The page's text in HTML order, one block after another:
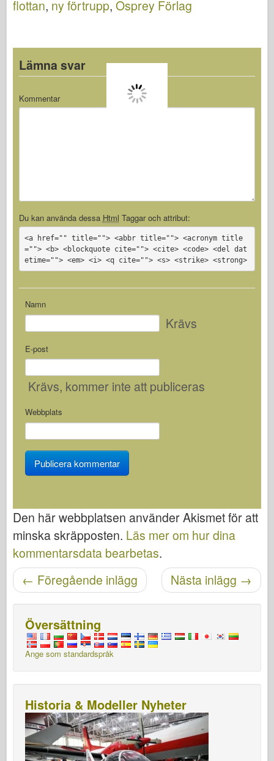
10
flottan, ny förtrupp, Osprey Förlag
Lämna svar
Kommentar
Du kan använda dessa Html Taggar och attribut:
<a href="" title=""> <abbr title=""> <acronym title
=""> <b> <blockquote cite=""> <cite> <code> <del dat
etime=""> <em> <i> <q cite=""> <s> <strike> <strong>
Namn
Krävs
E-post
Krävs, kommer inte att publiceras
Webbplats
Den här webbplatsen använder Akismet för att
minska skräpposten. Läs mer om hur dina
kommentarsdata bearbetas.
Posta navigering Nästa inlägg →
← Föregående inlägg
Översättning
Ange som standardspråk
Historia & Modeller Nyheter